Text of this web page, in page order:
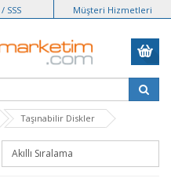
SSS Müşteri Hizmetleri
Taşınabilir Diskler